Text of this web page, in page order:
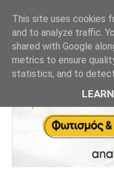
This site uses cookies
and to analyze traffic.
shared with Google
metrics to ensure
statistics, and to detect